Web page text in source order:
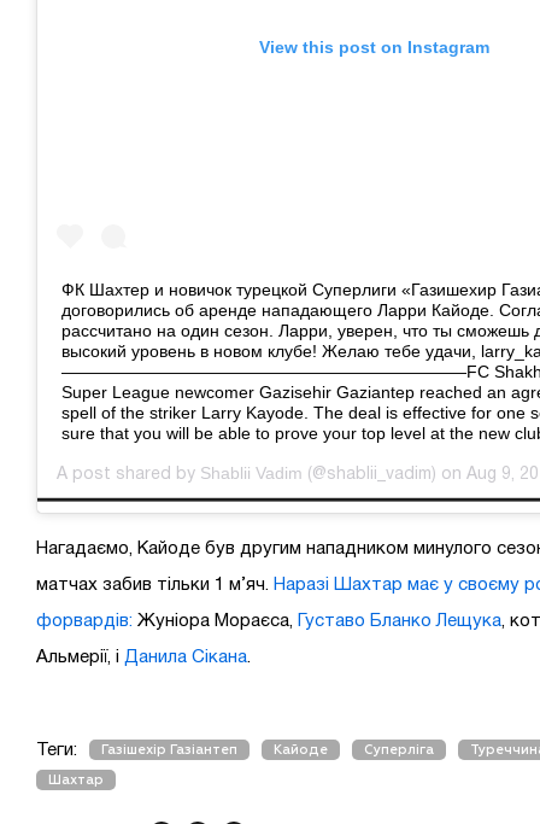
View this post on Instagram
ФК Шахтер и новичок турецкой Суперлиги «Газишехир
договорились об аренде нападающего Ларри Кайоде.
рассчитано на один сезон. Ларри, уверен, что ты сможешь
высокий уровень в новом клубе! Желаю тебе удачи,
————————————————————————FC Shakhtar
Super League newcomer Gazisehir Gaziantep reached an
spell of the striker Larry Kayode. The deal is effective for one
sure that you will be able to prove your top level at the new
A post shared by Shablii Vadim (@shablii_vadim) on Aug 9,
Нагадаємо, Кайоде був другим нападником минулого
матчах забив тільки 1 м’яч. Наразі Шахтар має у своєму
форвардів: Жуніора Мораєса, Густаво Бланко Лещука ,
Альмерії, і Данила Сікана
Теги: Газішехір Газіантеп Кайоде Суперліга
Шахтар